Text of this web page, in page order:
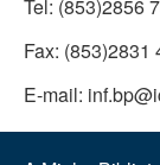
Tel: (853)2856
Fax: (853)2831
E-mail: